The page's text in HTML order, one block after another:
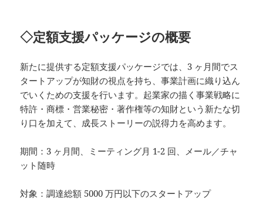
◇定額支援パッケージの概要
新たに提供する定額支援パッケージでは、3 ヶ月間でス
タートアップが知財の視点を持ち、事業計画に織り込ん
でいくための支援を行います。起業家の描く事業戦略に
特許・商標・営業秘密・著作権等の知財という新たな切
り口を加えて、成長ストーリーの説得力を高めます。
期間：3 ヶ月間、ミーティング月 1-2 回、メール／チャ
ット随時
対象：調達総額 5000 万円以下のスタートアップ